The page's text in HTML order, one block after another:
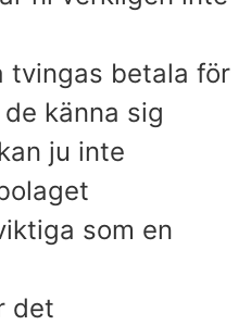
tvingas betala för
känna sig
ju inte
som en
det